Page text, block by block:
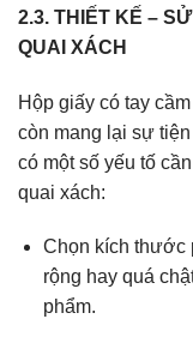
2.3. THIẾT KẾ –
QUAI XÁCH
Hộp giấy có tay
còn mang lại sự
có một số yếu tố
quai xách:
Chọn kích thước
rộng hay quá
phẩm.